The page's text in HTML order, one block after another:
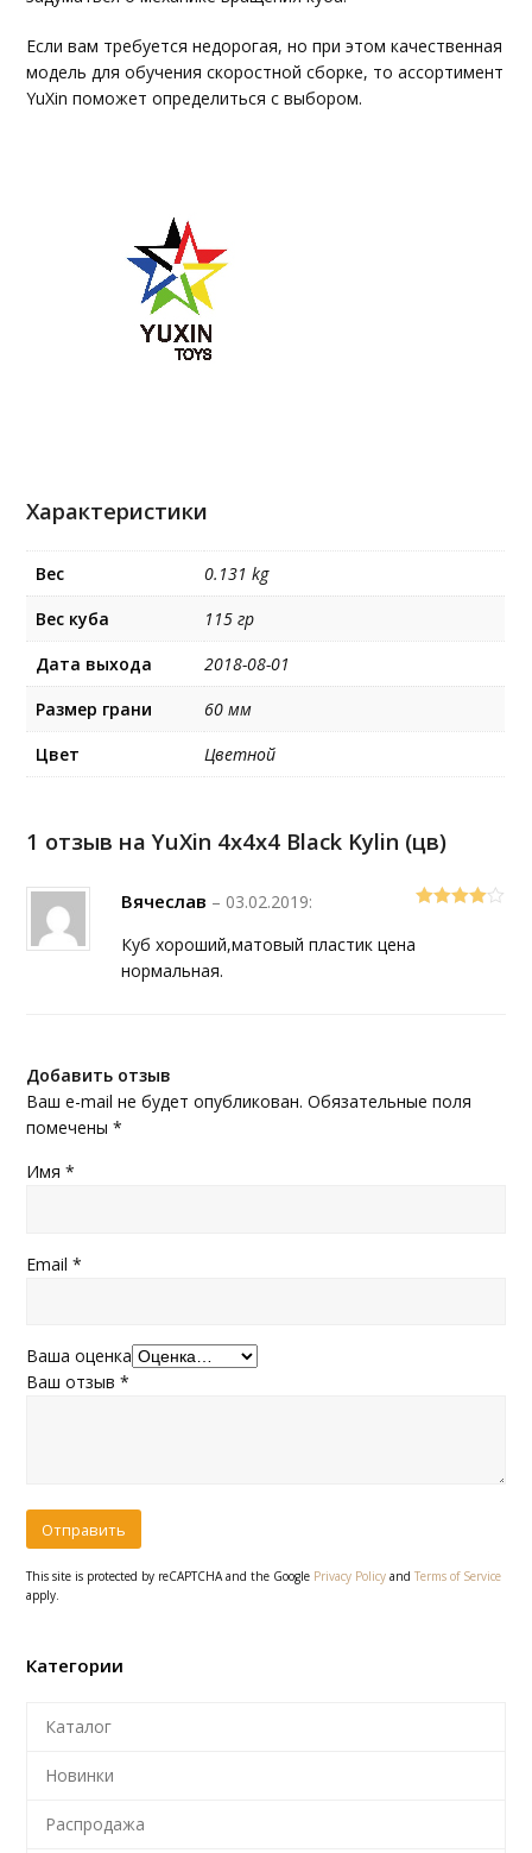
Если вам требуется недорогая, но при этом качественная
модель для обучения скоростной сборке, то ассортимент
YuXin поможет определиться с выбором.
Характеристики
Вес
0.131 kg
Вес куба
115 гр
Дата выхода
2018-08-01
Размер грани
60 мм
Цвет
Цветной
1 отзыв наYuXin 4x4x4 Black Kylin (цв)
Вячеслав – 03.02.2019:
Куб хороший,матовый пластик цена
нормальная.
Добавить отзыв
Ваш e-mail не будет опубликован. Обязательные поля
помечены*
Имя*
Email*
Ваша оценка
Ваш отзыв*
This site is protected by reCAPTCHA and the Google Privacy Policy andTerms of Service
apply.
Категории
Каталог
Новинки
Распродажа